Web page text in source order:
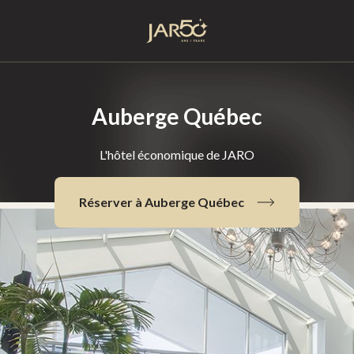
Auberge Québec
L'hôtel économique de JARO
Réserver à Auberge Québec